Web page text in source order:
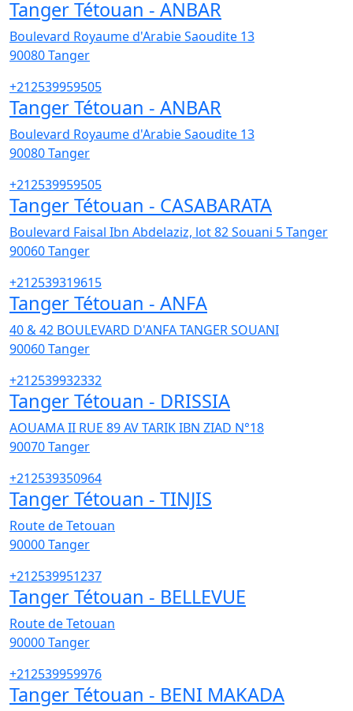
Tanger Tétouan - ANBAR
Boulevard Royaume d'Arabie Saoudite 13
90080Tanger
+212539959505
Tanger Tétouan - ANBAR
Boulevard Royaume d'Arabie Saoudite 13
90080Tanger
+212539959505
Tanger Tétouan - CASABARATA
Boulevard Faisal Ibn Abdelaziz, lot 82 Souani 5 Tanger
90060Tanger
+212539319615
Tanger Tétouan - ANFA
40 & 42 BOULEVARD D'ANFA TANGER SOUANI
90060Tanger
+212539932332
Tanger Tétouan - DRISSIA
AOUAMA II RUE 89 AV TARIK IBN ZIAD N°18
90070Tanger
+212539350964
Tanger Tétouan - TINJIS
Route de Tetouan
90000Tanger
+212539951237
Tanger Tétouan - BELLEVUE
Route de Tetouan
90000Tanger
+212539959976
Tanger Tétouan - BENI MAKADA